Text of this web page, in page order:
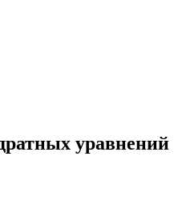
уравнений